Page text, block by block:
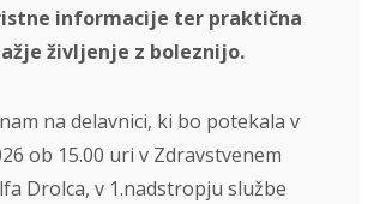
informacije ter praktična
življenje z boleznijo.
na delavnici, ki bo potekala v
ob 15.00 uri v Zdravstvenem
Drolca, v 1.nadstropju službe